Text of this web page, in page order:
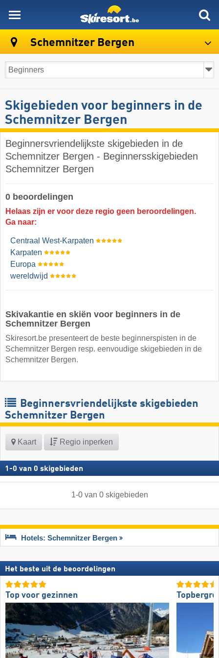
Schemnitzer Bergen
Skigebieden voor beginners in de
Schemnitzer Bergen
Beginnersvriendelijkste skigebieden in de
Schemnitzer Bergen - Beginnersskigebieden
Schemnitzer Bergen
0 beoordelingen
Helaas zijn er voor deze regio geen beroordelingen.
Ga naar:
Centraal West-Karpaten
Karpaten
Europa
wereldwijd
Skivakantie en skiën voor beginners in de
Schemnitzer Bergen
Skiresort.be presenteert de beste beginnerspisten in de
Schemnitzer Bergen resp. eenvoudige skigebieden in de
Schemnitzer Bergen.
Beginnersvriendelijkste skigebieden
Schemnitzer Bergen
Kaart Regio inperken
1 -0 van 0 skigebieden
1-0van 0 skigebieden
Hotels: Schemnitzer Bergen
Het beste uit de beoordelingen
Top voor gezinnen